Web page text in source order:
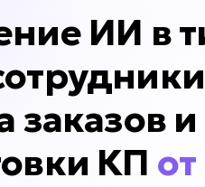
ИИ в
заказов и
КП